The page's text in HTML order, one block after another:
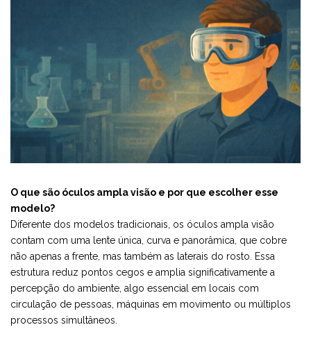
O que são óculos ampla visão e por que escolher esse
modelo?
Diferente dos modelos tradicionais, os óculos ampla visão
contam com uma lente única, curva e panorâmica, que cobre
não apenas a frente, mas também as laterais do rosto. Essa
estrutura reduz pontos cegos e amplia significativamente a
percepção do ambiente, algo essencial em locais com
circulação de pessoas, máquinas em movimento ou múltiplos
processos simultâneos.